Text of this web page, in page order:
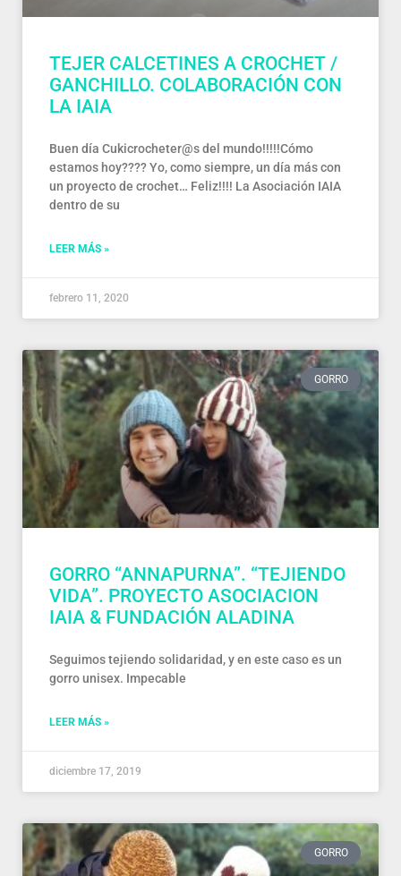
TEJER CALCETINES A CROCHET /
GANCHILLO. COLABORACIÓN CON
LA IAIA
Buen día Cukicrocheter@s del mundo!!!!!Cómo
estamos hoy???? Yo, como siempre, un día más con
un proyecto de crochet… Feliz!!!! La Asociación IAIA
dentro de su
LEER MÁS »
febrero 11, 2020
GORRO
GORRO “ANNAPURNA”. “TEJIENDO
VIDA”. PROYECTO ASOCIACION
IAIA & FUNDACIÓN ALADINA
Seguimos tejiendo solidaridad, y en este caso es un
gorro unisex. Impecable
LEER MÁS »
diciembre 17, 2019
GORRO